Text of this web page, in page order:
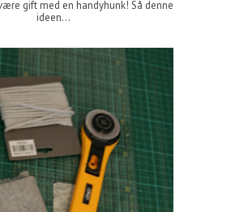
gift med en handyhunk! Så denne
ideen...